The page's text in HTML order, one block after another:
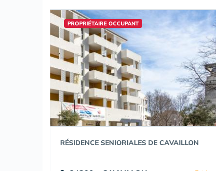
PROPRIÉTAIRE OCCUPANT
RÉSIDENCE SENIORIALES DE CAVAILLON